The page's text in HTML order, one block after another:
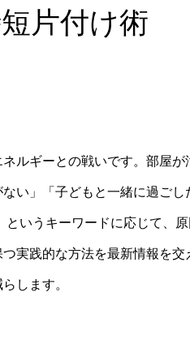
片付け術
ルギーとの戦いです。部屋が
い」「子どもと一緒に過ご
いうキーワードに応じて、
実践的な方法を最新情報を交
します。